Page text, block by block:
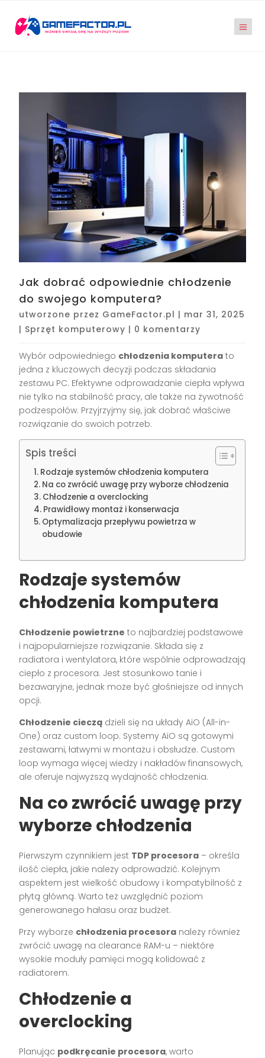
Jak dobrać odpowiednie chłodzenie
do swojego komputera?
utworzone przez GameFactor.pl | mar 31, 2025
| Sprzęt komputerowy | 0 komentarzy
Wybór odpowiedniego chłodzenia komputera to
jedna z kluczowych decyzji podczas składania
zestawu PC. Efektywne odprowadzanie ciepła wpływa
nie tylko na stabilność pracy, ale także na żywotność
podzespołów. Przyjrzyjmy się, jak dobrać właściwe
rozwiązanie do swoich potrzeb.
Spis treści
Rodzaje systemów chłodzenia komputera
Na co zwrócić uwagę przy wyborze chłodzenia
Chłodzenie a overclocking
Prawidłowy montaż i konserwacja
Optymalizacja przepływu powietrza w
obudowie
Rodzaje systemów
chłodzenia komputera
Chłodzenie powietrzne to najbardziej podstawowe
i najpopularniejsze rozwiązanie. Składa się z
radiatora i wentylatora, które wspólnie odprowadzają
ciepło z procesora. Jest stosunkowo tanie i
bezawaryjne, jednak może być głośniejsze od innych
opcji.
Chłodzenie cieczą dzieli się na układy AiO (All-in-
One) oraz custom loop. Systemy AiO są gotowymi
zestawami, łatwymi w montażu i obsłudze. Custom
loop wymaga więcej wiedzy i nakładów finansowych,
ale oferuje najwyższą wydajność chłodzenia.
Na co zwrócić uwagę przy
wyborze chłodzenia
Pierwszym czynnikiem jest TDP procesora – określa
ilość ciepła, jakie należy odprowadzić. Kolejnym
aspektem jest wielkość obudowy i kompatybilność z
płytą główną. Warto też uwzględnić poziom
generowanego hałasu oraz budżet.
Przy wyborze chłodzenia procesora należy również
zwrócić uwagę na clearance RAM-u – niektóre
wysokie moduły pamięci mogą kolidować z
radiatorem.
Chłodzenie a
overclocking
Planując podkręcanie procesora, warto